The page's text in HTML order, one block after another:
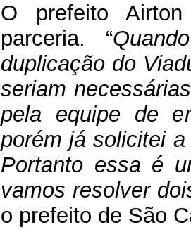
O prefeito
parceria. “
duplicação do
seriam
pela equipe de
porém já solicitei
Portanto essa é
vamos resolver
o prefeito de São